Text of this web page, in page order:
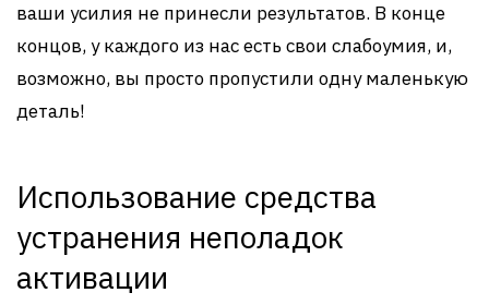
ваши усилия не принесли результатов. В конце
концов, у каждого из нас есть свои слабоумия, и,
возможно, вы просто пропустили одну маленькую
деталь!
Использование средства
устранения неполадок
активации